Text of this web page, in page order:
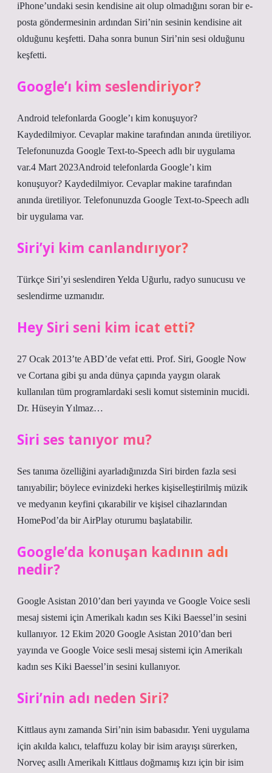
iPhone’undaki sesin kendisine ait olup olmadığını soran bir e-
posta göndermesinin ardından Siri’nin sesinin kendisine ait
olduğunu keşfetti. Daha sonra bunun Siri’nin sesi olduğunu
keşfetti.
Google’ı kim seslendiriyor?
Android telefonlarda Google’ı kim konuşuyor?
Kaydedilmiyor. Cevaplar makine tarafından anında üretiliyor.
Telefonunuzda Google Text-to-Speech adlı bir uygulama
var.4 Mart 2023Android telefonlarda Google’ı kim
konuşuyor? Kaydedilmiyor. Cevaplar makine tarafından
anında üretiliyor. Telefonunuzda Google Text-to-Speech adlı
bir uygulama var.
Siri’yi kim canlandırıyor?
Türkçe Siri’yi seslendiren Yelda Uğurlu, radyo sunucusu ve
seslendirme uzmanıdır.
Hey Siri seni kim icat etti?
27 Ocak 2013’te ABD’de vefat etti. Prof. Siri, Google Now
ve Cortana gibi şu anda dünya çapında yaygın olarak
kullanılan tüm programlardaki sesli komut sisteminin mucidi.
Dr. Hüseyin Yılmaz…
Siri ses tanıyor mu?
Ses tanıma özelliğini ayarladığınızda Siri birden fazla sesi
tanıyabilir; böylece evinizdeki herkes kişiselleştirilmiş müzik
ve medyanın keyfini çıkarabilir ve kişisel cihazlarından
HomePod’da bir AirPlay oturumu başlatabilir.
Google’da konuşan kadının adı
nedir?
Google Asistan 2010’dan beri yayında ve Google Voice sesli
mesaj sistemi için Amerikalı kadın ses Kiki Baessel’in sesini
kullanıyor. 12 Ekim 2020 Google Asistan 2010’dan beri
yayında ve Google Voice sesli mesaj sistemi için Amerikalı
kadın ses Kiki Baessel’in sesini kullanıyor.
Siri’nin adı neden Siri?
Kittlaus aynı zamanda Siri’nin isim babasıdır. Yeni uygulama
için akılda kalıcı, telaffuzu kolay bir isim arayışı sürerken,
Norveç asıllı Amerikalı Kittlaus doğmamış kızı için bir isim